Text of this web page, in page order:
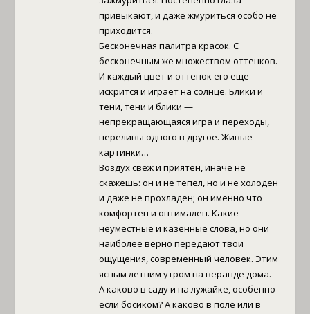
привыкают, и даже жмуриться особо не
приходится.
Бесконечная палитра красок. С
бесконечным же множеством оттенков.
И каждый цвет и оттенок его еще
искрится и играет на солнце. Блики и
тени, тени и блики —
непрекращающаяся игра и переходы,
переливы одного в другое. Живые
картинки…
Воздух свеж и приятен, иначе не
скажешь: он и не тепел, но и не холоден
и даже не прохладен; он именно что
комфортен и оптимален. Какие
неуместные и казенные слова, но они
наиболее верно передают твои
ощущения, современный человек. Этим
ясным летним утром на веранде дома.
А каково в саду и на лужайке, особенно
если босиком? А каково в поле или в